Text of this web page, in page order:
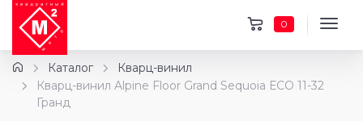
0
Каталог
Кварц-винил
Кварц-винил Alpine Floor Grand Sequoia ЕСО 11-32
Гранд